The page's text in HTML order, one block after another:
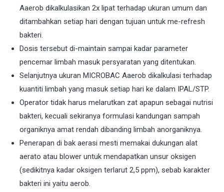
Aaerob dikalkulasikan 2x lipat terhadap ukuran umum dan
ditambahkan setiap hari dengan tujuan untuk me-refresh
bakteri.
Dosis tersebut di-maintain sampai kadar parameter
pencemar limbah masuk persyaratan yang ditentukan.
Selanjutnya ukuran MICROBAC Aaerob dikalkulasi terhadap
kuantiti limbah yang masuk setiap hari ke dalam IPAL/STP.
Operator tidak harus melarutkan zat apapun sebagai nutrisi
bakteri, kecuali sekiranya formulasi kandungan sampah
organiknya amat rendah dibanding limbah anorganiknya.
Penerapan di bak aerasi mesti memakai dukungan alat
aerato atau blower untuk mendapatkan unsur oksigen
(sedikitnya kadar oksigen terlarut 2,5 ppm), sebab karakter
bakteri ini yaitu aerob.